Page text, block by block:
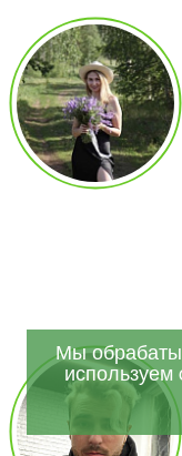
Мы